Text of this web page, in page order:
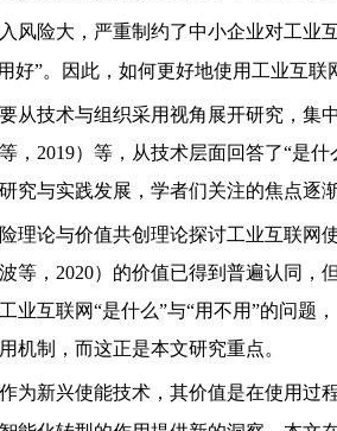
风险大，严重制约了中小企业对工业
好”。因此，如何更好地使用工业互
从技术与组织采用视角展开研究，集
，2019）等，从技术层面回答了“是
究与实践发展，学者们关注的焦点逐
理论与价值共创理论探讨工业互联网
等，2020）的价值已得到普遍认同
业互联网“是什么”与“用不用”的问题
机制，而这正是本文研究重点。
为新兴使能技术，其价值是在使用过